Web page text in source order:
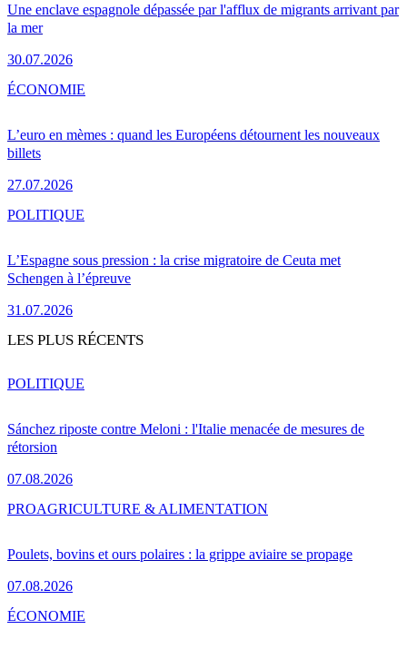
Une enclave espagnole dépassée par l'afflux de migrants arrivant par
la mer
30.07.2026
L’euro en mèmes : quand les Européens détournent les nouveaux
billets
27.07.2026
ÉCONOMIE
L’Espagne sous pression : la crise migratoire de Ceuta met
Schengen à l’épreuve
31.07.2026
POLITIQUE
LES PLUS RÉCENTS
Sánchez riposte contre Meloni : l'Italie menacée de mesures de
rétorsion
07.08.2026
POLITIQUE
Poulets, bovins et ours polaires : la grippe aviaire se propage
07.08.2026
PROAGRICULTURE & ALIMENTATION
ÉCONOMIE